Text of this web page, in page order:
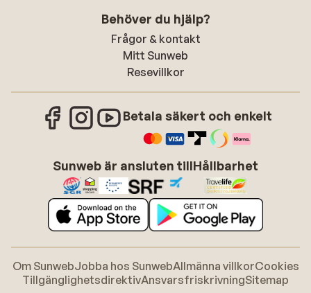
Behöver du hjälp?
Frågor & kontakt
Mitt Sunweb
Resevillkor
Betala säkert och enkelt
Sunweb är ansluten tillHållbarhet
Om SunwebJobba hos SunwebAllmänna villkorCookies
TillgänglighetsdirektivAnsvarsfriskrivningSitemap